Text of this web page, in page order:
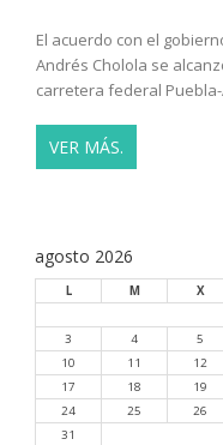
El acuerdo con el
Andrés Cholola se
carretera federal
VER MÁS.
agosto 2026
L M X
3
4 5
10
11 12
17
18 19
24
25 26
31